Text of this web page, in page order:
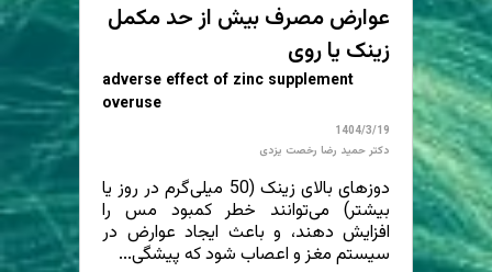
عوارض مصرف بیش از حد مکمل
زینک یا روی
adverse effect of zinc supplement
overuse
1404/3/19
دکتر حمید رضا رخصت یزدی
دوزهای بالای زینک (50 میلی‌گرم در روز یا
بیشتر) می‌توانند خطر کمبود مس را
افزایش دهند، و باعث ایجاد عوارض در
سیستم مغز و اعصاب شود که پیشگی...